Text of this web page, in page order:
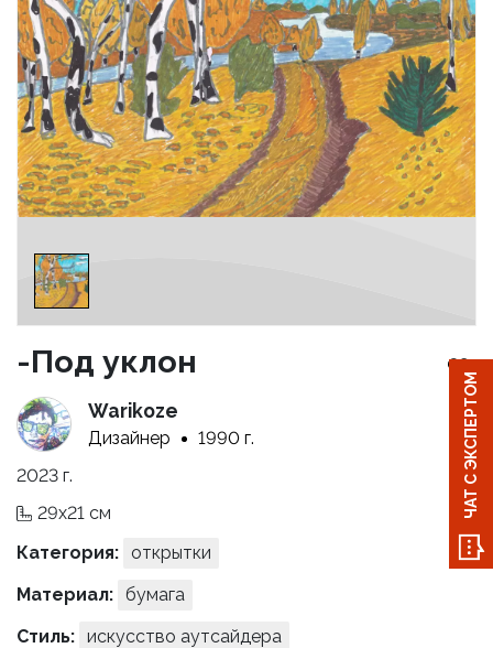
-Под уклон
Warikoze
Дизайнер
1990 г.
2023 г.
29x21 см
Категория: открытки
Материал: бумага
Стиль: искусство аутсайдера
ЧАТ С ЭКСПЕРТОМ